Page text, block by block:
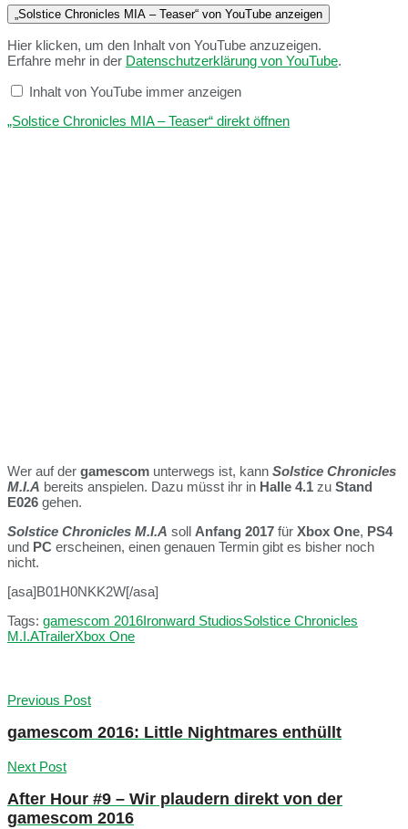
„Solstice Chronicles MIA – Teaser“ von YouTube anzeigen
Hier klicken, um den Inhalt von YouTube anzuzeigen.
Erfahre mehr in der Datenschutzerklärung von YouTube.
Inhalt von YouTube immer anzeigen
„Solstice Chronicles MIA – Teaser“ direkt öffnen
Wer auf der gamescom unterwegs ist, kann Solstice Chronicles
M.I.A bereits anspielen. Dazu müsst ihr in Halle 4.1 zu Stand
E026 gehen.
Solstice Chronicles M.I.A soll Anfang 2017 für Xbox One, PS4
und PC erscheinen, einen genauen Termin gibt es bisher noch
nicht.
[asa]B01H0NKK2W[/asa]
Tags: gamescom 2016Ironward StudiosSolstice Chronicles
M.I.ATrailerXbox One
Previous Post
gamescom 2016: Little Nightmares enthüllt
Next Post
After Hour #9 – Wir plaudern direkt von der
gamescom 2016